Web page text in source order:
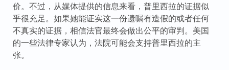
价。不过，从媒体提供的信息来看，普里西拉的证据似
乎很充足。如果她能证实这一份遗嘱有造假的或者任何
不真实的证据，相信法官最终会做出公平的审判。美国
的一些法律专家认为，法院可能会支持普里西拉的主
张。